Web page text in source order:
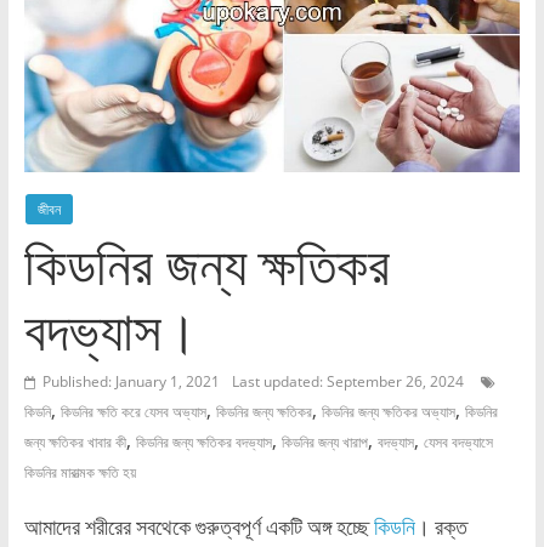
জীবন
কিডনির জন্য ক্ষতিকর
বদভ্যাস।
Published: January 1, 2021
Last updated: September 26, 2024
কিডনি, কিডনির ক্ষতি করে যেসব অভ্যাস, কিডনির জন্য ক্ষতিকর, কিডনির জন্য ক্ষতিকর অভ্যাস, কিডনির
জন্য ক্ষতিকর খাবার কী, কিডনির জন্য ক্ষতিকর বদভ্যাস, কিডনির জন্য খারাপ, বদভ্যাস, যেসব বদভ্যাসে
কিডনির মারাত্মক ক্ষতি হয়
আমাদের শরীরের সবথেকে গুরুত্বপূর্ণ একটি অঙ্গ হচ্ছেকিডনি। রক্ত